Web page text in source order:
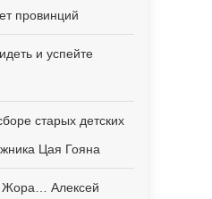
провинций
и успейте
старых детских
Цая Гояна
Жора… Алексей